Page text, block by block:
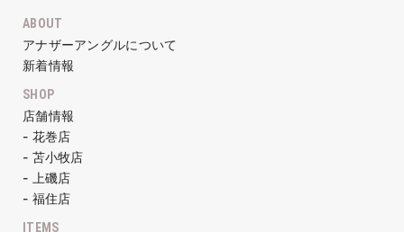
ABOUT
アナザーアングルについて
新着情報
SHOP
店舗情報
- 花巻店
- 苫小牧店
- 上磯店
- 福住店
ITEMS